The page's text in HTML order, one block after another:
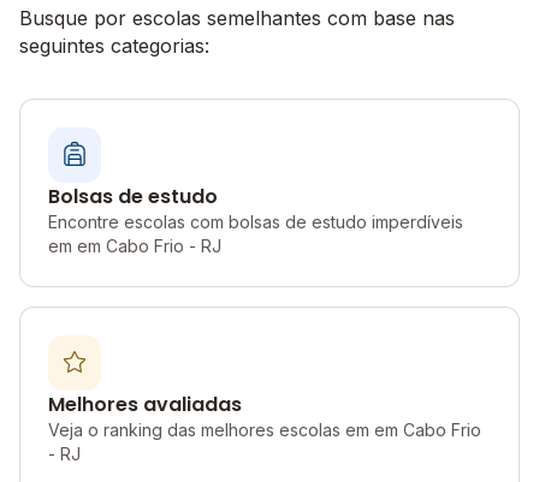
Busque por escolas semelhantes com base nas
seguintes categorias:
Bolsas de estudo
Encontre escolas com bolsas de estudo imperdíveis
em em Cabo Frio - RJ
Melhores avaliadas
Veja o ranking das melhores escolas em em Cabo Frio
- RJ